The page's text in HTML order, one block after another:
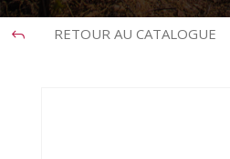
J RETOUR AU CATALOGUE